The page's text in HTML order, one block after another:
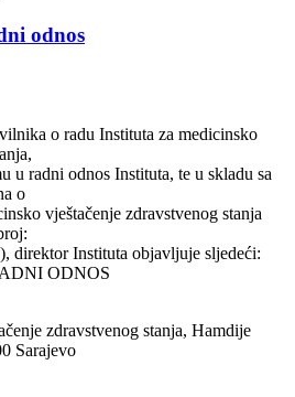
odnos
o radu Instituta za medicinsko
u radni odnos Instituta, te u skladu sa
o
vještačenje zdravstvenog stanja
direktor Instituta objavljuje sljedeći:
ODNOS
zdravstvenog stanja, Hamdije
Sarajevo